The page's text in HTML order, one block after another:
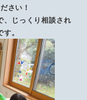
さい！
、じっくり相談され
。